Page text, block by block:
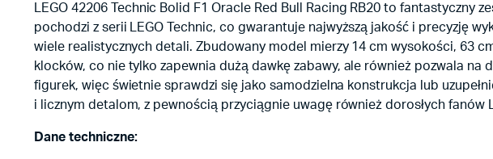
LEGO 42206 Technic Bolid F1 Oracle Red Bull Racing RB20 to
pochodzi z serii LEGO Technic, co gwarantuje najwyższą jakość i precyzję
wiele realistycznych detali. Zbudowany model mierzy 14 cm wysokości, 63
klocków, co nie tylko zapewnia dużą dawkę zabawy, ale również pozwala
figurek, więc świetnie sprawdzi się jako samodzielna konstrukcja lub
i licznym detalom, z pewnością przyciągnie uwagę również dorosłych fanów
Dane techniczne: